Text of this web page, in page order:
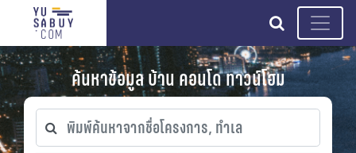
search
ค้นหาข้อมูล บ้าน คอนโด ทาวน์โฮม
พิมพ์ค้นหาจากชื่อโครงการ, ทำเล